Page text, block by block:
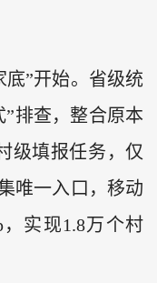
底”开始。省级统
”排查，整合原本
级填报任务，仅
唯一入口，移动
实现1.8万个村